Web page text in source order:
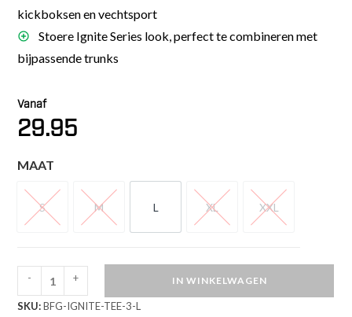
kickboksen en vechtsport
Stoere Ignite Series look, perfect te combineren met
bijpassende trunks
Vanaf
29.95
MAAT
S
S
M
M
L
L
XL
XL
XXL
XXL
Booster
Ignite
- + IN WINKELWAGEN
SKU:BFG-IGNITE-TEE-3-L